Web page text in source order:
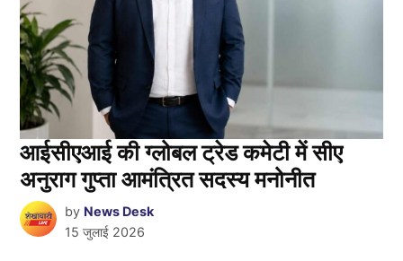
आईसीएआई की ग्लोबल ट्रेड कमेटी में सीए
अनुराग गुप्ता आमंत्रित सदस्य मनोनीत
by News Desk
15 जुलाई 2026